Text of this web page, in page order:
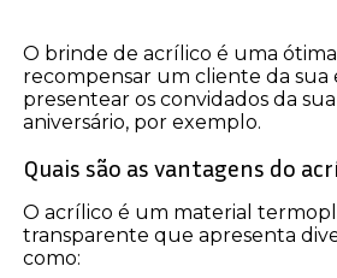
O brinde de acrílico é uma
recompensar um cliente da sua
presentear os convidados da
aniversário, por exemplo.
Quais são as vantagens do
O acrílico é um material
transparente que apresenta
como: